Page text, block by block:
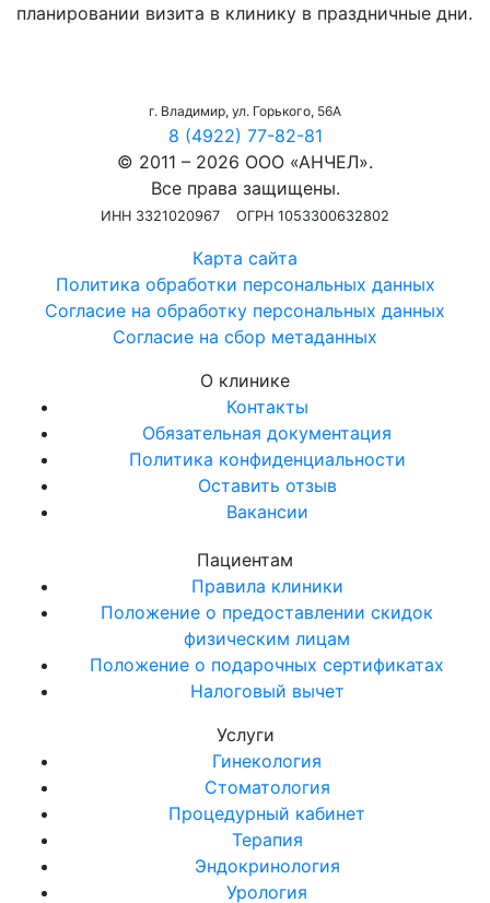
планировании визита в клинику в праздничные дни.
г. Владимир, ул. Горького, 56А
8 (4922) 77-82-81
© 2011 – 2026 ООО «АНЧЕЛ».
Все права защищены.
ИНН 3321020967 ОГРН 1053300632802
Карта сайта
Политика обработки персональных данных
Согласие на обработку персональных данных
Согласие на сбор метаданных
О клинике
Контакты
Обязательная документация
Политика конфиденциальности
Оставить отзыв
Вакансии
Пациентам
Правила клиники
Положение о предоставлении скидок
физическим лицам
Положение о подарочных сертификатах
Налоговый вычет
Услуги
Гинекология
Стоматология
Процедурный кабинет
Терапия
Эндокринология
Урология